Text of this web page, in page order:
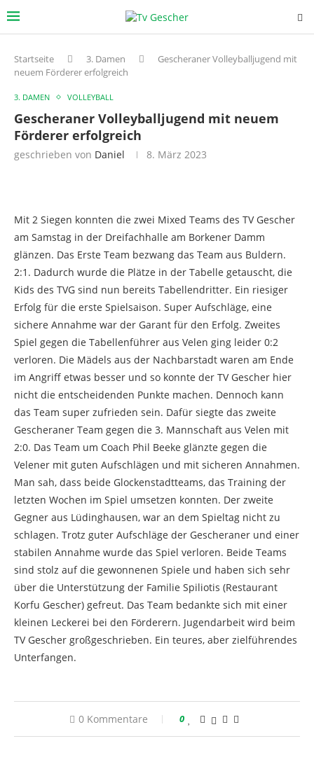
Startseite 3. Damen
Gescheraner Volleyballjugend mit
neuem Förderer erfolgreich
3. DAMEN VOLLEYBALL
Gescheraner Volleyballjugend mit neuem
Förderer erfolgreich
geschrieben von Daniel 8. März 2023
Mit 2 Siegen konnten die zwei Mixed Teams des TV Gescher
am Samstag in der Dreifachhalle am Borkener Damm
glänzen. Das Erste Team bezwang das Team aus Buldern.
2:1. Dadurch wurde die Plätze in der Tabelle getauscht, die
Kids des TVG sind nun bereits Tabellendritter. Ein riesiger
Erfolg für die erste Spielsaison. Super Aufschläge, eine
sichere Annahme war der Garant für den Erfolg. Zweites
Spiel gegen die Tabellenführer aus Velen ging leider 0:2
verloren. Die Mädels aus der Nachbarstadt waren am Ende
im Angriff etwas besser und so konnte der TV Gescher hier
nicht die entscheidenden Punkte machen. Dennoch kann
das Team super zufrieden sein. Dafür siegte das zweite
Gescheraner Team gegen die 3. Mannschaft aus Velen mit
2:0. Das Team um Coach Phil Beeke glänzte gegen die
Velener mit guten Aufschlägen und mit sicheren Annahmen.
Man sah, dass beide Glockenstadtteams, das Training der
letzten Wochen im Spiel umsetzen konnten. Der zweite
Gegner aus Lüdinghausen, war an dem Spieltag nicht zu
schlagen. Trotz guter Aufschläge der Gescheraner und einer
stabilen Annahme wurde das Spiel verloren. Beide Teams
sind stolz auf die gewonnenen Spiele und haben sich sehr
über die Unterstützung der Familie Spiliotis (Restaurant
Korfu Gescher) gefreut. Das Team bedankte sich mit einer
kleinen Leckerei bei den Förderern. Jugendarbeit wird beim
TV Gescher großgeschrieben. Ein teures, aber zielführendes
Unterfangen.
0 Kommentare 0